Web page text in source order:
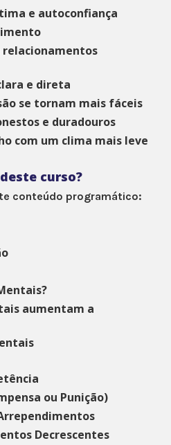
e autoconfiança
relacionamentos
e direta
se tornam mais fáceis
e duradouros
com um clima mais leve
curso?
conteúdo programático:
aumentam a
ou Punição)
Decrescentes